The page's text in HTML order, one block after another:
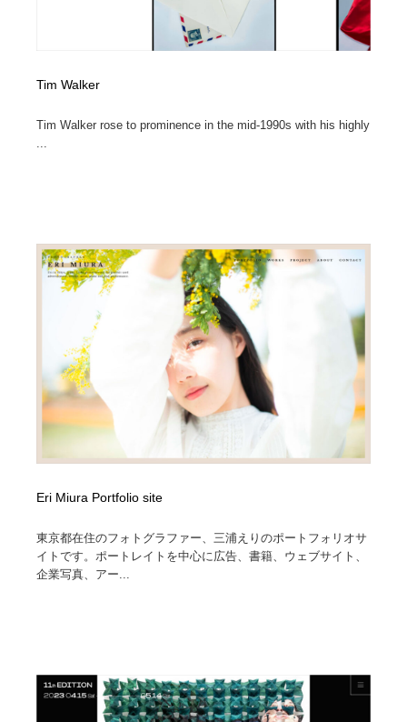
Tim Walker
Tim Walker rose to prominence in the mid-1990s with his highly
Eri Miura Portfolio site
東京都在住のフォトグラファー、三浦えりのポートフォリオサ
イトです。ポートレイトを中心に広告、書籍、ウェブサイト、
企業写真、アー...